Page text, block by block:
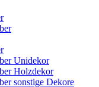
Unidekor
Holzdekor
sonstige Dekore